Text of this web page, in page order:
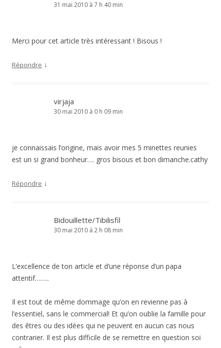
31 mai 2010 à 7 h 40 min
Merci pour cet article très intéressant ! Bisous !
Répondre ↓
virjaja
30 mai 2010 à 0 h 09 min
je connaissais l’origine, mais avoir mes 5 minettes reunies
est un si grand bonheur…. gros bisous et bon dimanche.cathy
Répondre ↓
Bidouillette/Tibilisfil
30 mai 2010 à 2 h 08 min
L’excellence de ton article et d’une réponse d’un papa
attentif……..
Il est tout de même dommage qu’on en revienne pas à
l’essentiel, sans le commercial! Et qu’on oublie la famille pour
des êtres ou des idées qui ne peuvent en aucun cas nous
contrarier. Il est plus difficile de se remettre en question soi